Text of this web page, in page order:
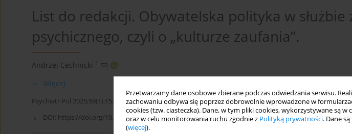
Przetwarzamy dane osobowe zbierane podczas odwiedzania serwisu.
zachowaniu odbywa się poprzez dobrowolnie wprowadzone w
cookies (tzw. ciasteczka). Dane, w tym pliki cookies, wykorzystywane są
oraz w celu monitorowania ruchu zgodnie z Polityką prywatności. Dane
(więcej).
List do redakcji. Obywatelska polityka w służbie
psychicznego, czyli o „kulturze zaufania”.
Andrzej Cechnicki 1
Więcej
Psychiatr Pol 2025;59(1):153-159
DOI: https://doi.org/10.12740/PP/199865